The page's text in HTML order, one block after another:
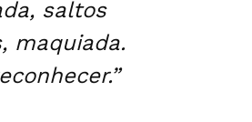
saltos
maquiada.